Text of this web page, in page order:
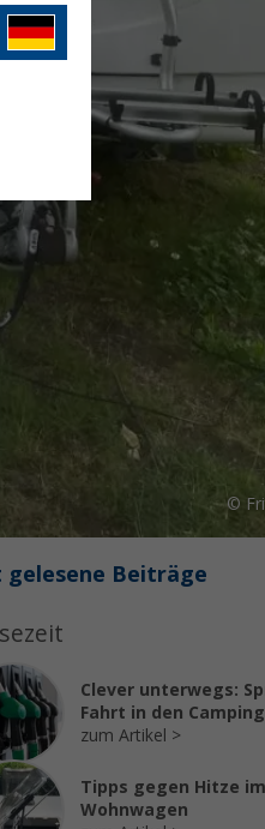
©
gelesene Beiträge
Clever unterwegs:
Fahrt in den
zum Artikel
Tipps gegen Hitze
Wohnwagen